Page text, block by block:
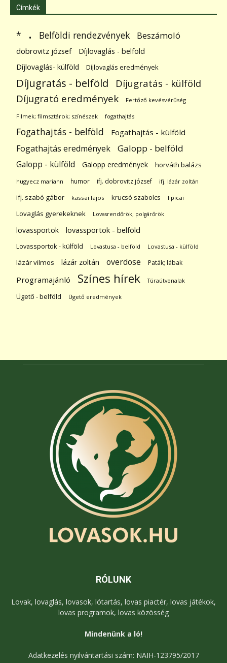
Címkék
* . Belföldi rendezvények Beszámoló
dobrovitz józsef
Díjlovaglás - belföld
Díjlovaglás- külföld
Díjlovaglás eredmények
Díjugratás - belföld Díjugratás - külföld
Díjugrató eredmények Fertőző kevésvérűség
Filmek; filmsztárok; színészek fogathajtás
Fogathajtás - belföld Fogathajtás - külföld
Fogathajtás eredmények Galopp - belföld
Galopp - külföld Galopp eredmények horváth balázs
hugyecz mariann humor ifj. dobrovitz józsef ifj. lázár zoltán
ifj. szabó gábor kassai lajos krucsó szabolcs lipicai
Lovaglás gyerekeknek Lovasrendőrök; polgárőrök
lovassportok lovassportok - belföld
Lovassportok - külföld Lovastusa - belföld Lovastusa - külföld
lázár vilmos lázár zoltán overdose Paták; lábak
Programajánló Színes hírek Túraútvonalak
Ügető - belföld Ügető eredmények
RÓLUNK
Lovak, lovaglás, lovasok, lótartás, lovas piactér, lovas játékok,
lovas programok, lovas közösség
Mindenünk a ló!
Adatkezelés nyilvántartási szám: NAIH-123795/2017